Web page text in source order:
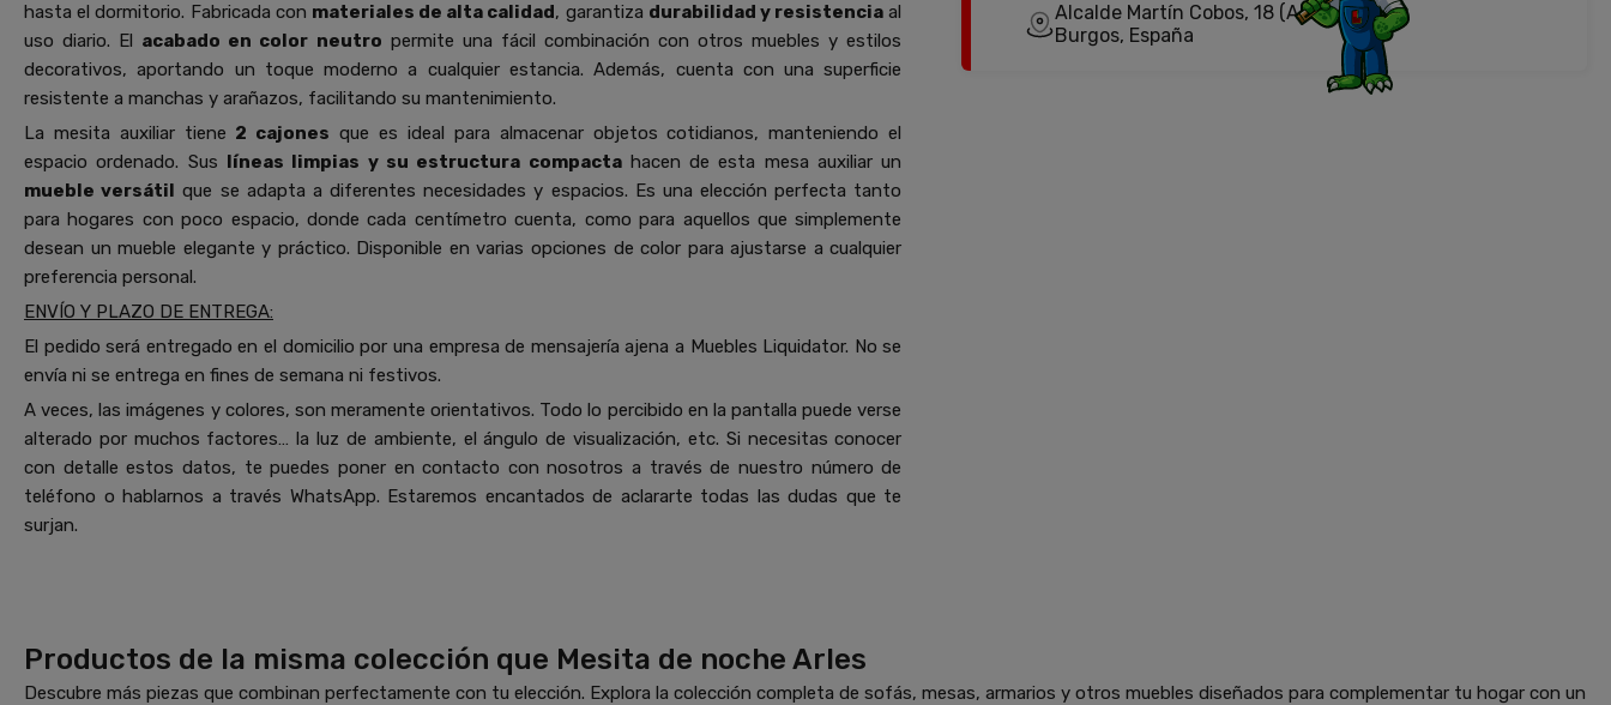
hasta el dormitorio. Fabricada con materiales de alta calidad, garantiza durabilidad y resistencia al
uso diario. El acabado en color neutro permite una fácil combinación con otros muebles y estilos
decorativos, aportando un toque moderno a cualquier estancia. Además, cuenta con una superficie
resistente a manchas y arañazos, facilitando su mantenimiento.
La mesita auxiliar tiene 2 cajones que es ideal para almacenar objetos cotidianos, manteniendo el
espacio ordenado. Sus líneas limpias y su estructura compactahacen de esta mesa auxiliar un
mueble versátil que se adapta a diferentes necesidades y espacios. Es una elección perfecta tanto
para hogares con poco espacio, donde cada centímetro cuenta, como para aquellos que simplemente
desean un mueble elegante y práctico. Disponible en varias opciones de color para ajustarse a cualquier
preferencia personal.
ENVÍO Y PLAZO DE ENTREGA:
El pedido será entregado en el domicilio por una empresa de mensajería ajena a Muebles Liquidator. No se
envía ni se entrega en fines de semana ni festivos.
A veces, las imágenes y colores, son meramente orientativos. Todo lo percibido en la pantalla puede verse
alterado por muchos factores… la luz de ambiente, el ángulo de visualización, etc. Si necesitas conocer
con detalle estos datos, te puedes poner en contacto con nosotros a través de nuestro número de
teléfono o hablarnos a través WhatsApp. Estaremos encantados de aclararte todas las dudas que te
surjan.
Alcalde Martín Cobos, 18 (Antigua Fiat)
Burgos, España
Productos de la misma colección que Mesita de noche Arles
Descubre más piezas que combinan perfectamente con tu elección. Explora la colección completa de sofás, mesas, armarios y otros muebles diseñados para complementar tu hogar con un